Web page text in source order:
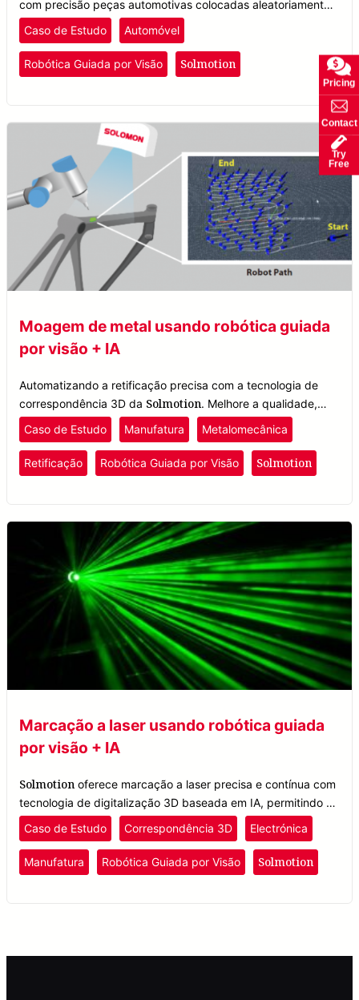
com precisão peças automotivas colocadas aleatoriamente,
independentemente da orientação, usando robótica guiada
por visão.
Caso de Estudo Automóvel
Robótica Guiada por Visão Solmotion
Moagem de metal usando robótica guiada
por visão + IA
Automatizando a retificação precisa com a tecnologia de
correspondência 3D da Solmotion. Melhore a qualidade,
reduza o desperdício e aumente a produtividade na
fabricação de componentes metálicos.
Caso de Estudo Manufatura Metalomecânica
Retificação Robótica Guiada por Visão Solmotion
Marcação a laser usando robótica guiada
por visão + IA
Solmotion oferece marcação a laser precisa e contínua com
tecnologia de digitalização 3D baseada em IA, permitindo o
posicionamento de peças em tempo real para que robôs
identifiquem e marquem objetos com precisão.
Caso de Estudo Correspondência 3D Electrónica
Manufatura Robótica Guiada por Visão Solmotion
Pricing
Contact
Try
Free